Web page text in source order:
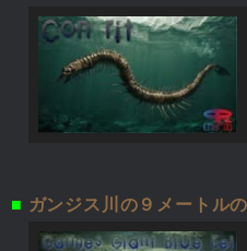
■ ガンジス川の９メートル